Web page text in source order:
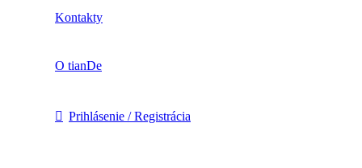
Kontakty
O tianDe
Prihlásenie / Registrácia